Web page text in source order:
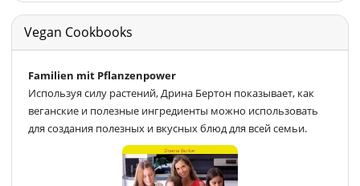
Vegan Cookbooks
Familien mit Pflanzenpower
Используя силу растений, Дрина Бертон показывает, как
веганские и полезные ингредиенты можно использовать
для создания полезных и вкусных блюд для всей семьи.